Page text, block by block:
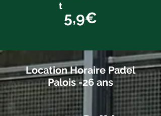
t
5,9€
Location Horaire Padel
Palois -26 ans